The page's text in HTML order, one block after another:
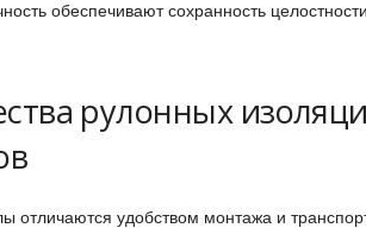
обеспечивают сохранность
рулонных
отличаются удобством монтажа и